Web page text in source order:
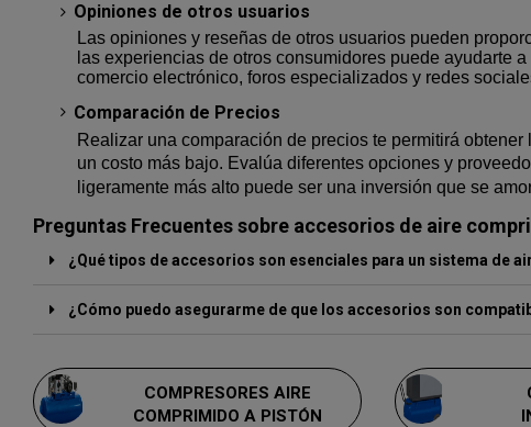
Opiniones de otros usuarios
Las opiniones y reseñas de otros usuarios pueden
las experiencias de otros consumidores puede ayudarte
comercio electrónico, foros especializados y redes
Comparación de Precios
Realizar una comparación de precios te permitirá
un costo más bajo. Evalúa diferentes opciones y
ligeramente más alto puede ser una inversión que se
Preguntas Frecuentes sobre accesorios de aire
¿Qué tipos de accesorios son esenciales para un sistema de
¿Cómo puedo asegurarme de que los accesorios son
COMPRESORES AIRE
COMPRIMIDO A PISTÓN